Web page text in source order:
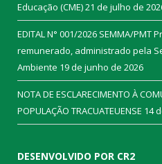
Educação (CME)21 de julho de
EDITAL N° 001/2026 SEMMA/PMT
remunerado, administrado pela
Ambiente 19 de junho de 2026
NOTA DE ESCLARECIMENTO À
POPULAÇÃO TRACUATEUENSE 14
DESENVOLVIDO POR CR2